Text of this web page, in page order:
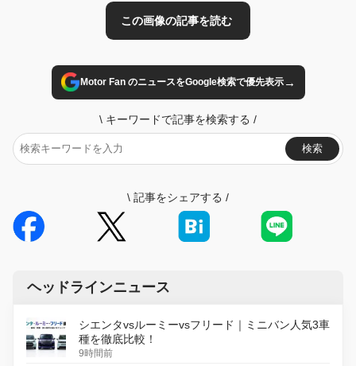
Motor Fan のニュースをGoogle検索で優先表示→
\ キーワードで記事を検索する /
検索
\ 記事をシェアする /
ヘッドラインニュース
シエンタvsルーミーvsフリード｜ミニバン人気3車
種を徹底比較！
9時間前